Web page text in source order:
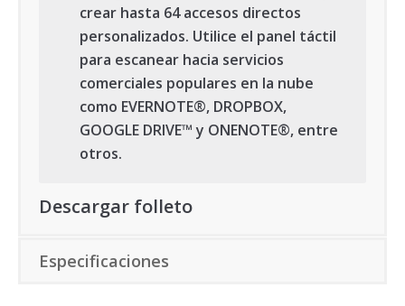
crear hasta 64 accesos directos
personalizados. Utilice el panel táctil
para escanear hacia servicios
comerciales populares en la nube
como EVERNOTE®, DROPBOX,
GOOGLE DRIVE™ y ONENOTE®, entre
otros.
Descargar folleto
Especificaciones